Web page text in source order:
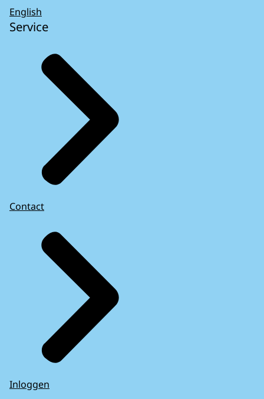
English
Service
Contact
Inloggen